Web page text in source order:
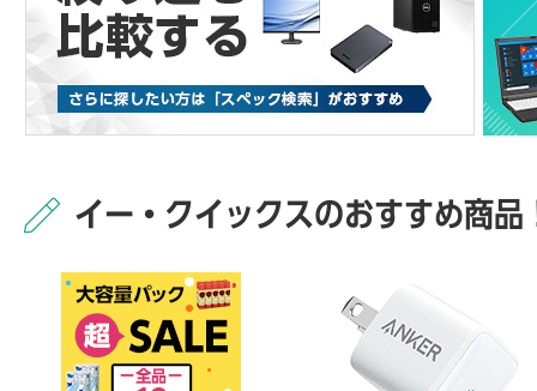
イー・クイックスのおすすめ商品